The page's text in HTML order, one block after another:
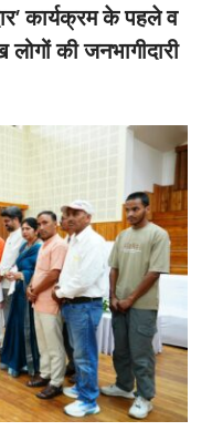
कार्यक्रम के पहले व
की जनभागीदारी